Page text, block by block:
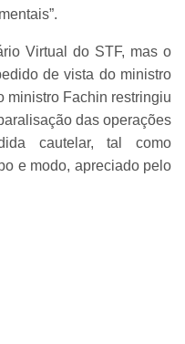
Virtual do STF, mas o
de vista do ministro
ministro Fachin restringiu
das operações
cautelar, tal como
e modo, apreciado pelo